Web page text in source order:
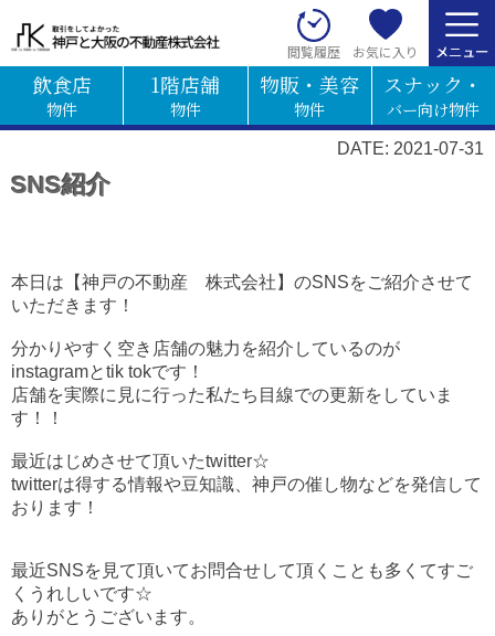
閲覧履歴 お気に入り
飲食店
物件
1階店舗
物件
物販・美容
物件
スナック・
バー向け物件
DATE: 2021-07-31
SNS紹介
本日は【神戸の不動産 株式会社】のSNSをご紹介させて
いただきます！
分かりやすく空き店舗の魅力を紹介しているのが
instagramとtik tokです！
店舗を実際に見に行った私たち目線での更新をしていま
す！！
最近はじめさせて頂いたtwitter☆
twitterは得する情報や豆知識、神戸の催し物などを発信して
おります！
最近SNSを見て頂いてお問合せして頂くことも多くてすご
くうれしいです☆
ありがとうございます。